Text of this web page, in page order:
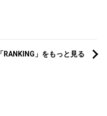
「RANKING」をもっと見る